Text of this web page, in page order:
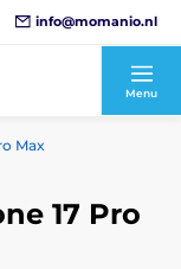
info@momanio.nl
Menu
Max
17 Pro